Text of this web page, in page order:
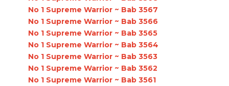
No 1 Supreme Warrior ~ Bab 3567
No 1 Supreme Warrior ~ Bab 3566
No 1 Supreme Warrior ~ Bab 3565
No 1 Supreme Warrior ~ Bab 3564
No 1 Supreme Warrior ~ Bab 3563
No 1 Supreme Warrior ~ Bab 3562
No 1 Supreme Warrior ~ Bab 3561